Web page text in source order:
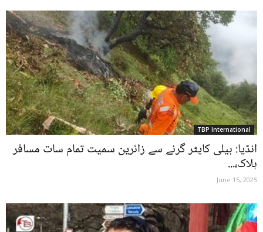
TBP International
انڈیا: ہیلی کاپٹر گرنے سے زائرین سمیت تمام سات مسافر
ہلاک،...
June 15, 2025